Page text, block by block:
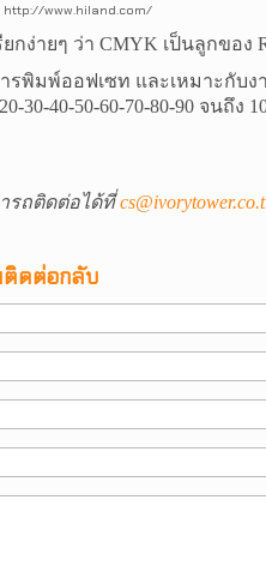
http://www.hiland.com/
ยกง่ายๆ ว่าCMYK เป็นลูกของ
รพิมพ์ออฟเซท และเหมาะกับ
40-50-60-70-80-90 จนถึ
รถติดต่อได้ที่
ดต่อกลับ